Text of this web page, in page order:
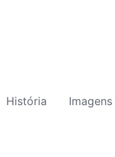
História Imagens